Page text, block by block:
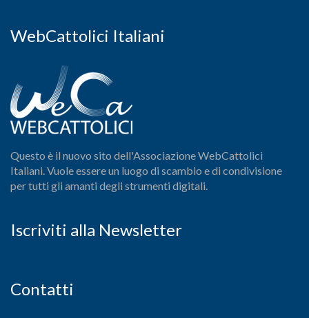
WebCattolici Italiani
Questo è il nuovo sito dell'Associazione WebCattolici
Italiani. Vuole essere un luogo di scambio e di condivisione
per tutti gli amanti degli strumenti digitali.
Iscriviti alla Newsletter
Contatti